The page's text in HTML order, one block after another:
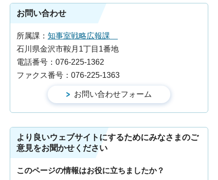
お問い合わせ
所属課： 知事室戦略広報課
石川県金沢市鞍月1丁目1番地
電話番号：076-225-1362
ファクス番号：076-225-1363
より良いウェブサイトにするためにみなさまのご
意見をお聞かせください
このページの情報はお役に立ちましたか？